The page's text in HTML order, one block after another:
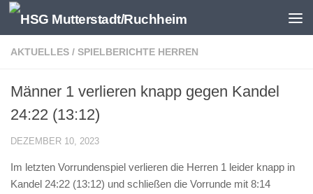
Zum Inhalt springen
AKTUELLES / SPIELBERICHTE HERREN
Männer 1 verlieren knapp gegen Kandel
24:22 (13:12)
DEZEMBER 10, 2023
Im letzten Vorrundenspiel verlieren die Herren 1 leider knapp in
Kandel 24:22 (13:12) und schließen die Vorrunde mit 8:14